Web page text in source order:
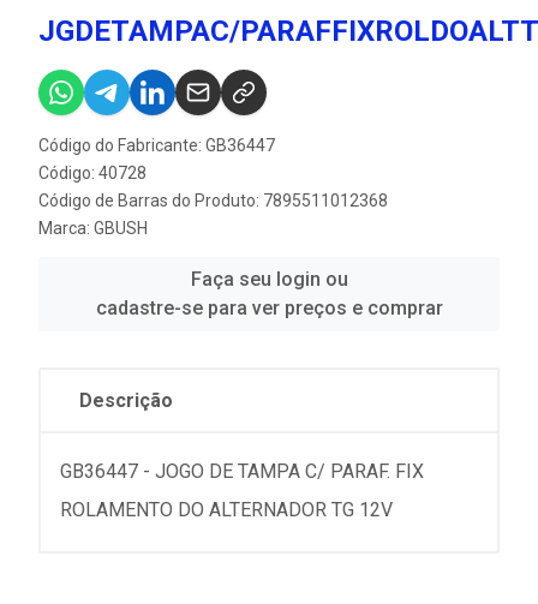
JGDETAMPAC/
Código do Fabricante: GB36447
Código: 40728
Código de Barras do Produto: 7895511012368
Marca: GBUSH
Faça seu login ou
cadastre-se para ver preços e comprar
Descrição
GB36447 - JOGO DE TAMPA C/ PARAF. FIX
ROLAMENTO DO ALTERNADOR TG 12V